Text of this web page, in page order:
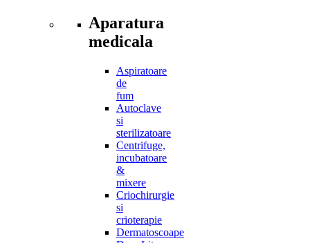
Aparatura
medicala
Aspiratoare
de
fum
Autoclave
si
sterilizatoare
Centrifuge,
incubatoare
&
mixere
Criochirurgie
si
crioterapie
Dermatoscoape